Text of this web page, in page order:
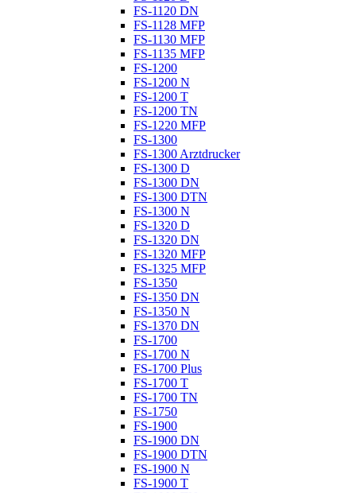
FS-1120 DN
FS-1128 MFP
FS-1130 MFP
FS-1135 MFP
FS-1200
FS-1200 N
FS-1200 T
FS-1200 TN
FS-1220 MFP
FS-1300
FS-1300 Arztdrucker
FS-1300 D
FS-1300 DN
FS-1300 DTN
FS-1300 N
FS-1320 D
FS-1320 DN
FS-1320 MFP
FS-1325 MFP
FS-1350
FS-1350 DN
FS-1350 N
FS-1370 DN
FS-1700
FS-1700 N
FS-1700 Plus
FS-1700 T
FS-1700 TN
FS-1750
FS-1900
FS-1900 DN
FS-1900 DTN
FS-1900 N
FS-1900 T